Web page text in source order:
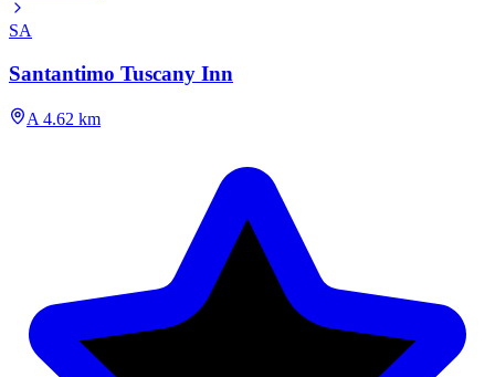
SA
Santantimo Tuscany Inn
A 4.62 km